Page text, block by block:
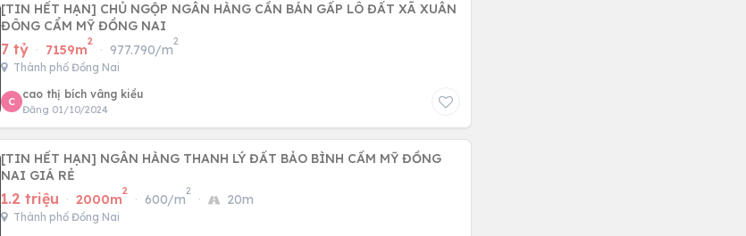
[TIN HẾT HẠN] CHỦ NGỘP NGÂN HÀNG CẦN BÁN GẤP LÔ ĐẤT XÃ XUÂN
ĐÔNG CẨM MỸ ĐỒNG NAI
7 tỷ · 7159m
2
· 977.790/m
2
Thành phố Đồng Nai
C
cao thị bích vâng kiều
Đăng 01/10/2024
[TIN HẾT HẠN] NGÂN HÀNG THANH LÝ ĐẤT BẢO BÌNH CẨM MỸ ĐỒNG
NAI GIÁ RẺ
1.2 triệu · 2000m
2
· 600/m
2
· 20m
Thành phố Đồng Nai